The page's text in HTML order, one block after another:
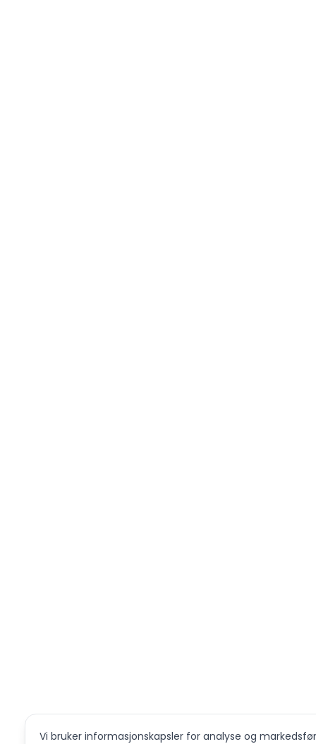
Vi bruker informasjonskapsler for analyse og